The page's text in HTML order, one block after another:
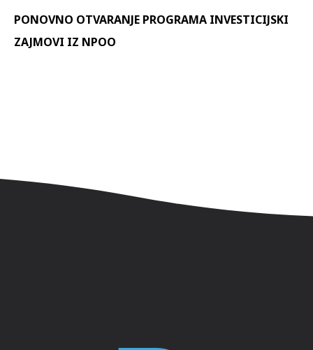
PONOVNO OTVARANJE PROGRAMA INVESTICIJSKI
ZAJMOVI IZ NPOO